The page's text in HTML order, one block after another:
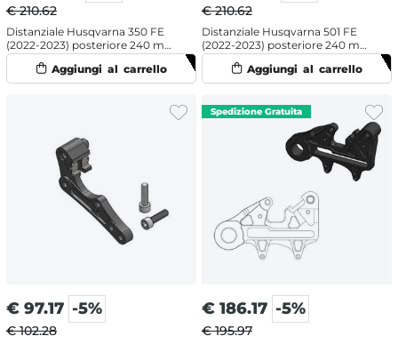
€ 210.62
Distanziale Husqvarna 350 FE
(2022-2023) posteriore 240 mm
- Moto Master
€ 210.62
Distanziale Husqvarna 501 FE
(2022-2023) posteriore 240 mm
- Moto Master
€ 97.17 -5%
€ 102.28
€ 186.17 -5%
€ 195.97